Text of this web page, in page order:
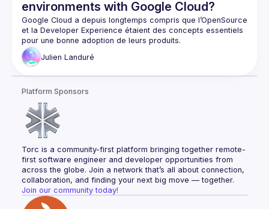
environments with Google Cloud?
Google Cloud a depuis longtemps compris que l’OpenSource
et la Developer Experience étaient des concepts essentiels
pour une bonne adoption de leurs produits.
Que ce soit avec Cloud Shell, Cloud Code, Cloud
Workstations ou encore le petit dernier IDX, Google apporte
Venez découvrir les dernières nouveautés en terme de CDE
pour être plus productif avec Google Cloud.
Julien Landuré
Platform Sponsors
Torc is a community-first platform bringing together remote-
first software engineer and developer opportunities from
across the globe. Join a network that’s all about connection,
collaboration, and finding your next big move — together.
Join our community today!